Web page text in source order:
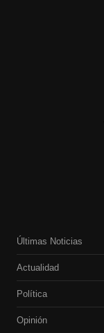
Últimas Noticias
Actualidad
Política
Opinión